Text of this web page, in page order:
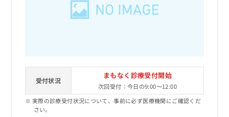
受付状況
まもなく診療受付開始
次回受付：今日の9:00～12:00
実際の診療受付状況について、事前に必ず医療機関にご確認くだ
さい。